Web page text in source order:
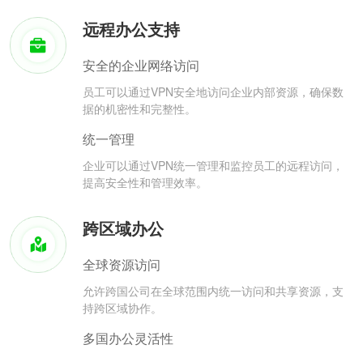
远程办公支持
安全的企业网络访问
员工可以通过VPN安全地访问企业内部资源，确保数
据的机密性和完整性。
统一管理
企业可以通过VPN统一管理和监控员工的远程访问，
提高安全性和管理效率。
跨区域办公
全球资源访问
允许跨国公司在全球范围内统一访问和共享资源，支
持跨区域协作。
多国办公灵活性